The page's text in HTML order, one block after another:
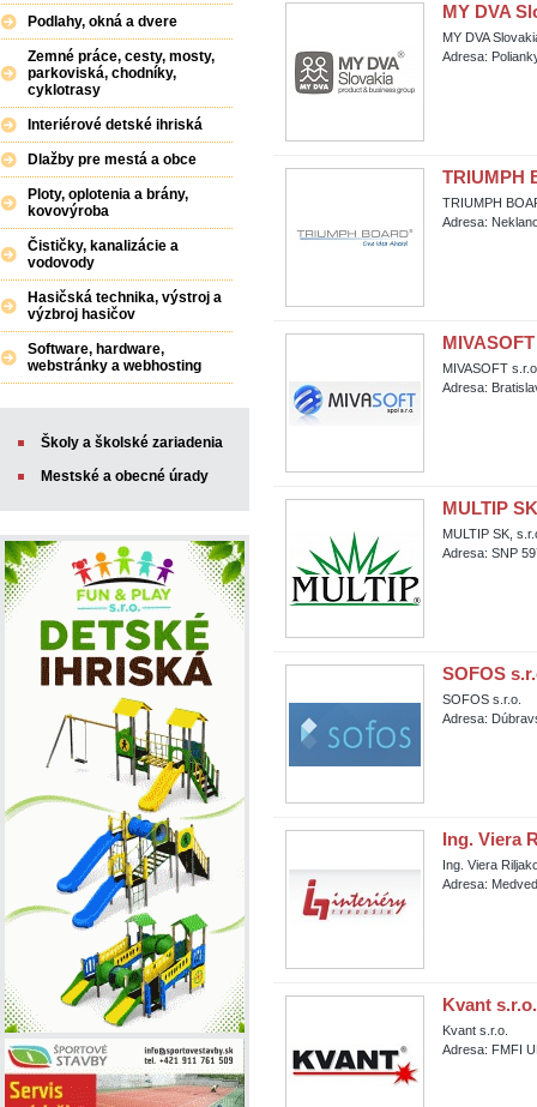
Podlahy, okná a dvere
Zemné práce, cesty, mosty,
parkoviská, chodníky,
cyklotrasy
Interiérové detské ihriská
Dlažby pre mestá a obce
Ploty, oplotenia a brány,
kovovýroba
Čističky, kanalizácie a
vodovody
Hasičská technika, výstroj a
výzbroj hasičov
Software, hardware,
webstránky a webhosting
Školy a školské zariadenia
Mestské a obecné úrady
MY DVA
MY DVA
Adresa:
TRIUMPH
TRIUMPH
Adresa:
MIVASOFT
Adresa:
MULTIP
MULTIP SK,
Adresa: SNP
SOFOS
SOFOS s.r.o.
Adresa:
Ing. Viera
Ing. Viera
Adresa:
Kvant s.r.o.
Kvant s.r.o.
Adresa: FMFI